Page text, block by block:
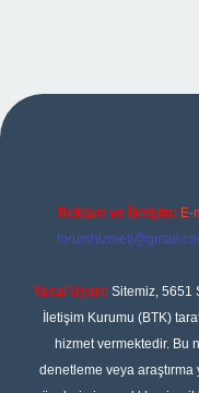
Reklam ve İletişim: E-
Yasal Uyarı: Sitemiz, 5651
İletişim Kurumu (BTK)
hizmet vermektedir. Bu
denetleme veya